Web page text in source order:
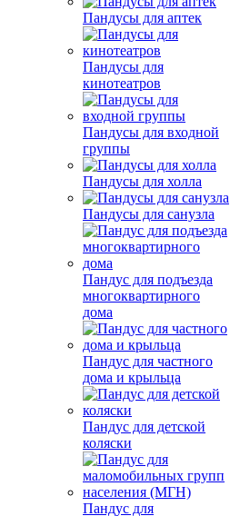
Пандусы для аптек
Пандусы для
кинотеатров
Пандусы для входной
группы
Пандусы для холла
Пандусы для санузла
Пандус для подъезда
многоквартирного
дома
Пандус для частного
дома и крыльца
Пандус для детской
коляски
Пандус для